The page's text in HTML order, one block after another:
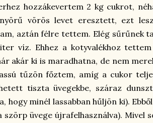
hozzákevertem 2 kg cukrot,
vörös levet eresztett, ezt
aztán félre tettem. Elég sűrűnek
víz. Ehhez a kotyvalékhoz
akár ki is maradhatna, de nem
tűzön főztem, amíg a cukor
tiszta üvegekbe, száraz
hogy minél lassabban hűljön ki).
szörp üvege újrafelhasználva). Mivel